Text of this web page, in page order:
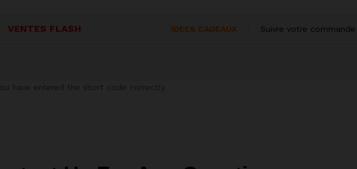
VENTES FLASH IDEES CADEAUX Suivre votre commande